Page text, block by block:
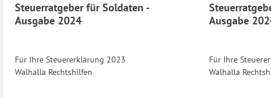
Steuerratgeber für Soldaten -
Ausgabe 2024
Für Ihre Steuererklärung 2023
Walhalla Rechtshilfen
Ausgabe
Für Ihre
Walhalla